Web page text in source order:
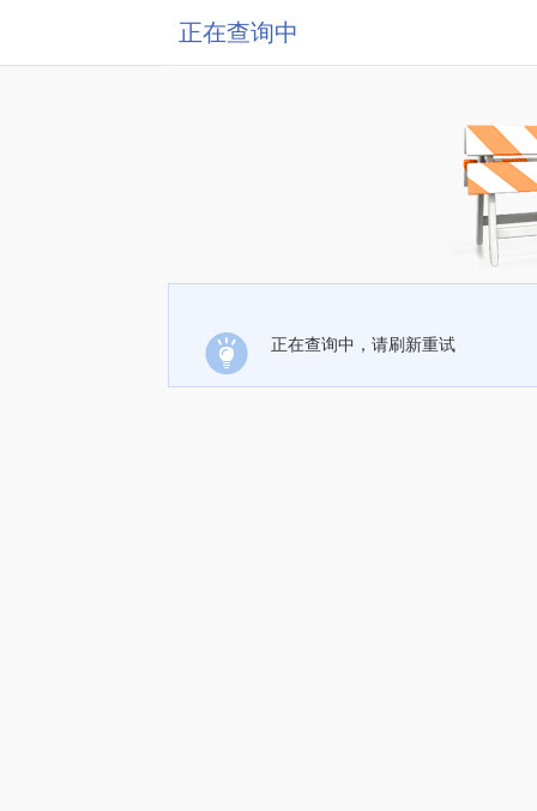
正在查询中
正在查询中，请刷新重试